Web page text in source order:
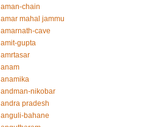
aman-chain
amar mahal jammu
amarnath-cave
amit-gupta
amrtasar
anam
anamika
andman-nikobar
andra pradesh
anguli-bahane